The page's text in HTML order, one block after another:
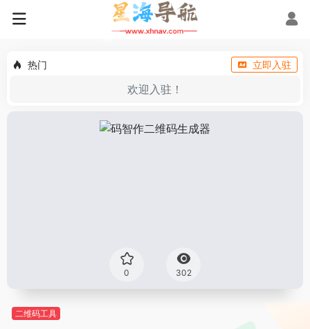
热门 立即入驻
欢迎入驻！
0 302
二维码工具